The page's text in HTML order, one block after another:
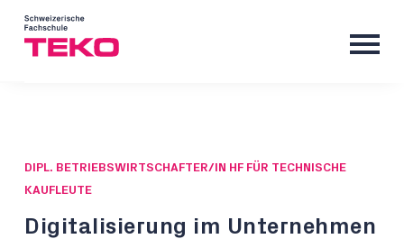
DIPL. BETRIEBSWIRTSCHAFTER/IN HF FÜR TECHNISCHE
KAUFLEUTE
Digitalisierung im Unternehmen